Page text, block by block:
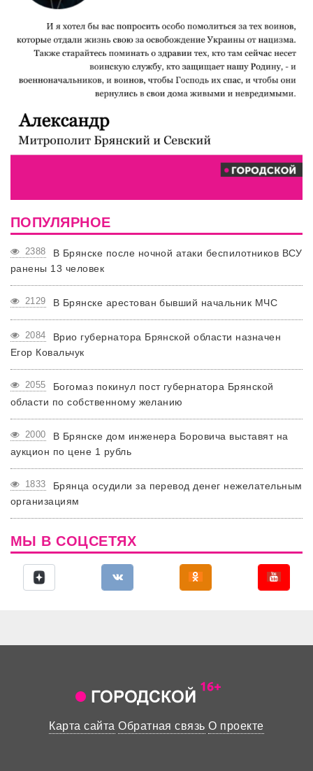
ПОПУЛЯРНОЕ
2388
В Брянске после ночной атаки беспилотников ВСУ
ранены 13 человек
2129 В Брянске арестован бывший начальник МЧС
2084
Врио губернатора Брянской области назначен
Егор Ковальчук
2055
Богомаз покинул пост губернатора Брянской
области по собственному желанию
2000
В Брянске дом инженера Боровича выставят на
аукцион по цене 1 рубль
1833
Брянца осудили за перевод денег нежелательным
организациям
МЫ В СОЦСЕТЯХ
Карта сайта Обратная связь О проекте